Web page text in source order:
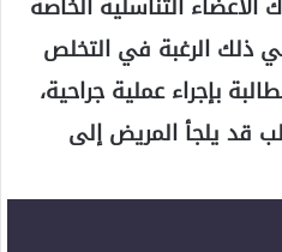
ذلك الرغبة في التخلص
بإجراء عملية جراحية،
قد يلجأ المريض إلى